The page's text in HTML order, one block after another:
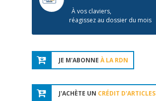
À vos claviers,
réagissez au dossier du mois
JE M'ABONNE À LA RDN
J'ACHÈTE UN CRÉDIT D'ARTICLES